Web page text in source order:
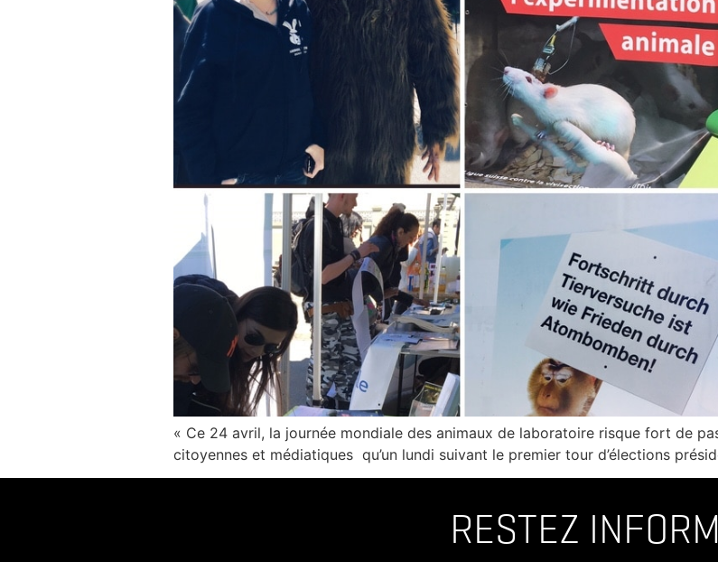
« Ce 24 avril, la journée mondiale des animaux de laboratoire risque fort de
citoyennes et médiatiques qu’un lundi suivant le premier tour d’élections
RESTEZ